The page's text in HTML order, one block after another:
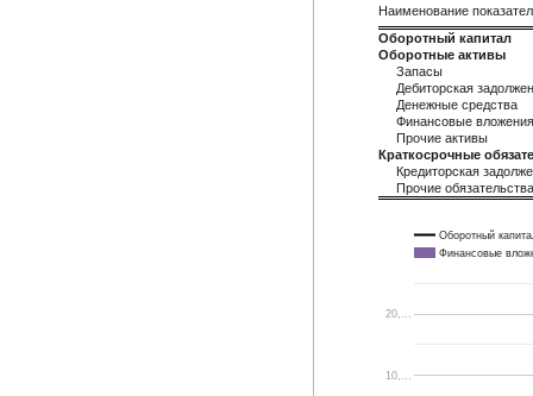
Наименование
Оборотный капитал
Оборотные активы
Запасы
Дебиторская
Денежные средства
Финансовые вложения
Прочие активы
Краткосрочные
Кредиторская
Прочие обязательства
Оборотный
Финансовые
10,…
20,…